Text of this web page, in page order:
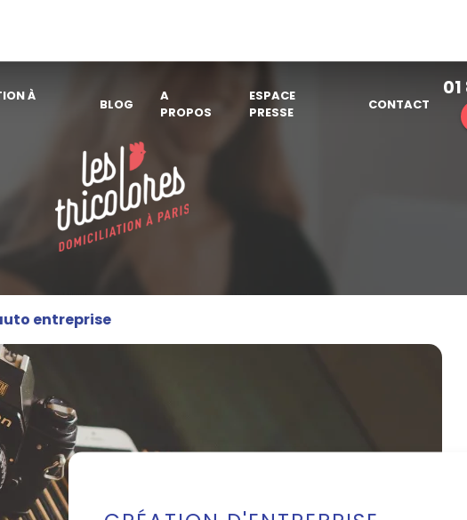
À
BLOG
A
PROPOS
ESPACE
PRESSE
CONTACT
entreprise